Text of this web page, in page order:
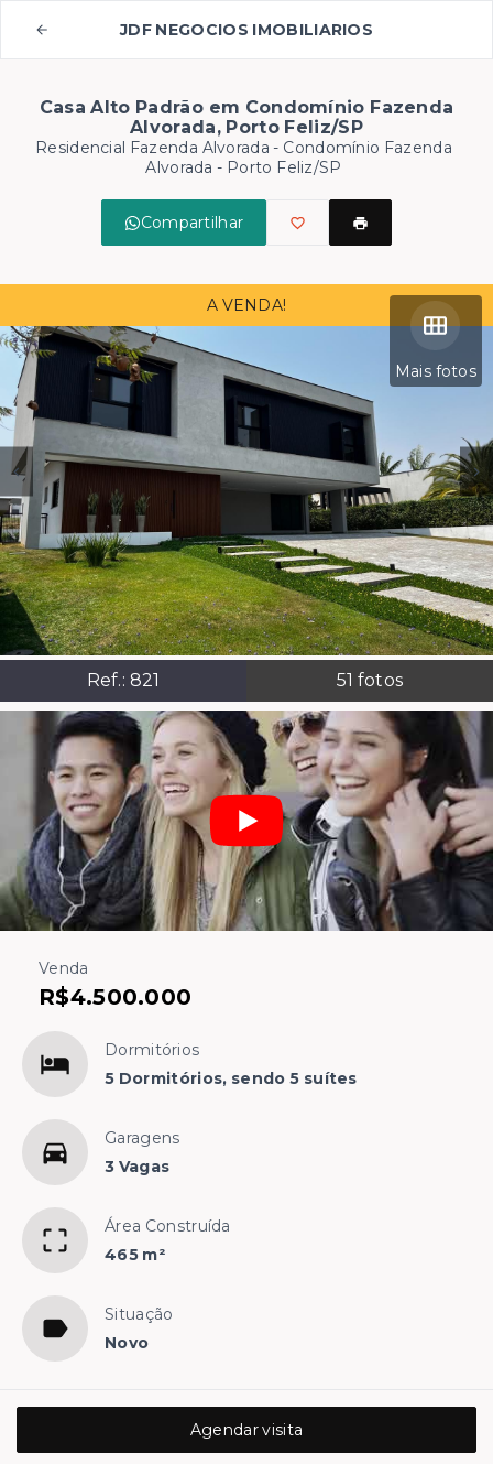
JDF NEGOCIOS IMOBILIARIOS
Casa Alto Padrão em Condomínio Fazenda
Alvorada, Porto Feliz/SP
Residencial Fazenda Alvorada - Condomínio Fazenda
Alvorada - Porto Feliz/SP
Compartilhar
Mais fotos
Ref.: 821 51 fotos
A VENDA!
Venda
R$4.500.000
Dormitórios
5 Dormitórios, sendo 5 suítes
Garagens
3 Vagas
Área Construída
465 m²
Situação
Novo
Agendar visita